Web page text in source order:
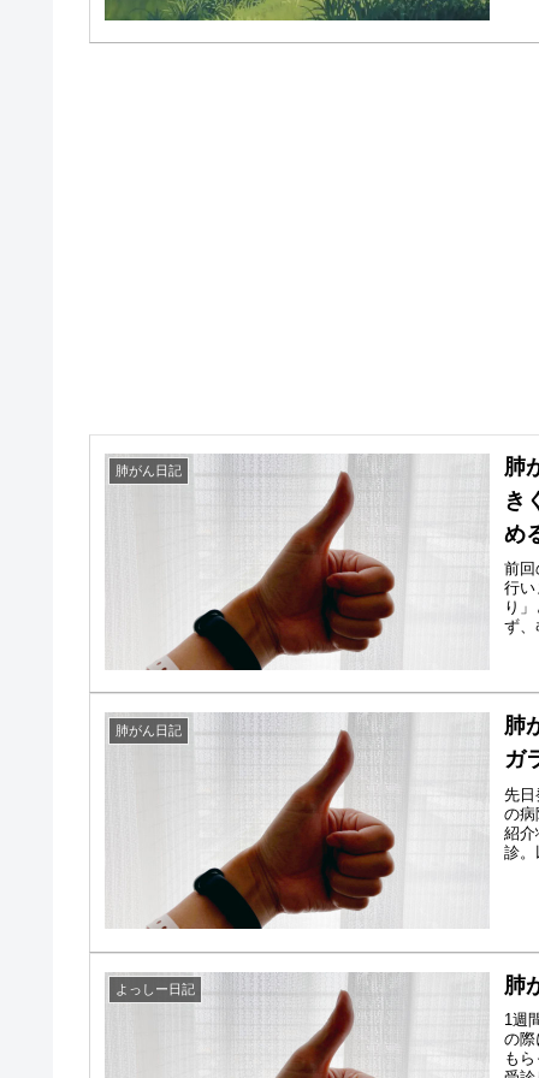
肺がん日記
肺
き
め
前回
行い
り
ず
肺がん日記
肺
ガ
先
の
紹
診
よっしー日記 肺
1週
の
も